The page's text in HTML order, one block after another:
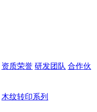
资质荣誉 研发团队 合作伙
木纹转印系列